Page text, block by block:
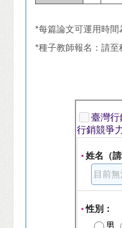
*每篇論文可運用時
*種子教師報名：請